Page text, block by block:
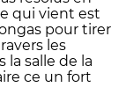
qui vient est
pour tirer
les
la salle de la
ce un fort